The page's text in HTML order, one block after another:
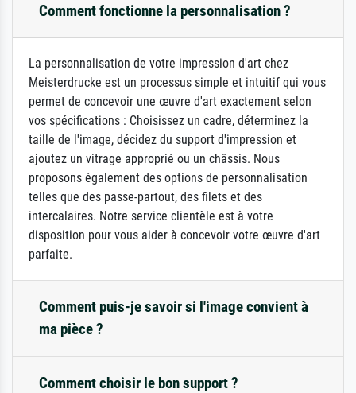
Comment fonctionne la personnalisation ?
La personnalisation de votre impression d'art chez
Meisterdrucke est un processus simple et intuitif qui vous
permet de concevoir une œuvre d'art exactement selon
vos spécifications : Choisissez un cadre, déterminez la
taille de l'image, décidez du support d'impression et
ajoutez un vitrage approprié ou un châssis. Nous
proposons également des options de personnalisation
telles que des passe-partout, des filets et des
intercalaires. Notre service clientèle est à votre
disposition pour vous aider à concevoir votre œuvre d'art
parfaite.
Comment puis-je savoir si l'image convient à
ma pièce ?
Comment choisir le bon support ?